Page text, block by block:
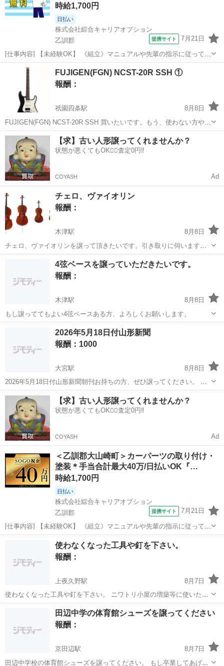
時給1,700円
日払い
株式会社綜合キャリアオプション
乙訓郡
提携サイト 7月21日
[仕事内容] 【未経験OK】 《組立》マニュアルや先輩の指示に従って部
品の取り付け 《塗装》車体の塗装、 水漏れ防止、 部分塗装(上塗り、
中塗り、 下塗り) 《検査》完成品の見た目チェック ※適正を見て、 配
属先が決定しま...
FUJIGEN(FGN) NCST-20R SSH ①
報酬：
祇園四条駅
8月8日
FUJIGEN(FGN) NCST-20R SSH 買いたいです。もう、使わない方や売
ろうと思っている方、よろしくお願いします。
京都 京都市 祇園四条駅 買いたい/ください
【求】古い人形譲ってくれませんか？
状態が悪くてもOK🙆‍♀️査定0円‼️
COYASH Ad
チェロ、ヴァイオリン
報酬：
木津駅
8月8日
チェロ、ヴァイオリンを譲って頂きたいです。引き取りに伺います。
よろしくお願いします。
木津川市 買いたい/ください チェロ
4弦ベースを譲っていただきたいです。
報酬：
木津駅
8月8日
もし譲っててもよい4弦ベースある方、よろしくお願いします。
木津駅 買いたい/ください
2026年5月18日付山形新聞
報酬：1000
大宮駅
8月8日
2026年5月18日付山形新聞朝刊お持ちの方、ぜひ譲ってください。 全
ページ揃っていて、状態もそれほど悪くないものであれば一部1000円
（郵送の場合は送料込）で買い取ります。ページ不揃いの場合でも、
状態によっては減額の上買...
京都 京都市 大宮駅 買いたい/ください
【求】古い人形譲ってくれませんか？
状態が悪くてもOK🙆‍♀️査定0円‼️
COYASH Ad
＜乙訓郡大山崎町＞カーパーツの取り付け・
塗装＊手当合計最大40万/日払いOK『…
時給1,700円
日払い
株式会社綜合キャリアオプション
乙訓郡
提携サイト 7月21日
[仕事内容] 【未経験OK】 《組立》マニュアルや先輩の指示に従って部
品の取り付け 《検査》完成品の見た目チェック 《塗装》車体の塗装、
水漏れ防止、 部分塗装(上塗り、 中塗り、 下塗り) ※適正を見て、 配
属先が決定しま...
工場
使わなくなった工具や釘を下さい。
報酬：
上夜久野駅
8月7日
使わなくなった工具や釘を下さい。 ニワトリ小屋の増築等に使いたい
です。 よろしくお願いします。
福知山市 上夜久野駅 買いたい/ください 工具
田辺中学の体育館シューズを譲ってください
報酬：
京田辺駅
8月7日
田辺中学校の体育館シューズを譲ってください。 もし卒業してあげて